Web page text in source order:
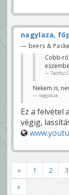
nagylaza,
— beers &
Cobb-
Tactful
Nekem is,
nagylaza
Ez a felvétel
végig,
« 1 2 3
»